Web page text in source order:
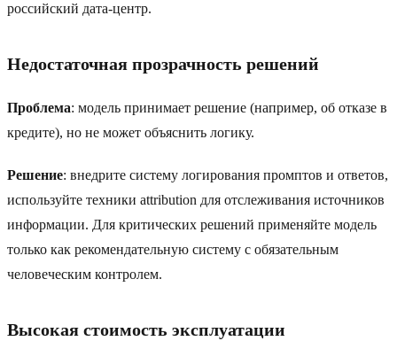
российский дата-центр.
Недостаточная прозрачность решений
Проблема: модель принимает решение (например, об отказе в
кредите), но не может объяснить логику.
Решение: внедрите систему логирования промптов и ответов,
используйте техники attribution для отслеживания источников
информации. Для критических решений применяйте модель
только как рекомендательную систему с обязательным
человеческим контролем.
Высокая стоимость эксплуатации